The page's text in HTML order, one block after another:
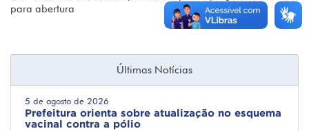
para abertura
Últimas Notícias
5 de agosto de 2026
Prefeitura orienta sobre atualização no esquema
vacinal contra a pólio